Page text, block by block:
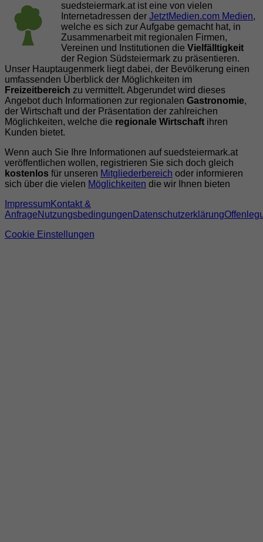
suedsteiermark.at ist eine von vielen
Internetadressen der JetztMedien.com Medien,
welche es sich zur Aufgabe gemacht hat, in
Zusammenarbeit mit regionalen Firmen,
Vereinen und Institutionen die Vielfälltigkeit
der Region Südsteiermark zu präsentieren.
Unser Hauptaugenmerk liegt dabei, der Bevölkerung einen
umfassenden Überblick der Möglichkeiten im
Freizeitbereich zu vermittelt. Abgerundet wird dieses
Angebot duch Informationen zur regionalen Gastronomie,
der Wirtschaft und der Präsentation der zahlreichen
Möglichkeiten, welche die regionale Wirtschaft ihren
Kunden bietet.
Wenn auch Sie Ihre Informationen auf suedsteiermark.at
veröffentlichen wollen, registrieren Sie sich doch gleich
kostenlos für unseren Mitgliederbereich oder informieren
sich über die vielen Möglichkeiten die wir Ihnen bieten
ImpressumKontakt &
AnfrageNutzungsbedingungen Datenschutzerklärung
Cookie Einstellungen